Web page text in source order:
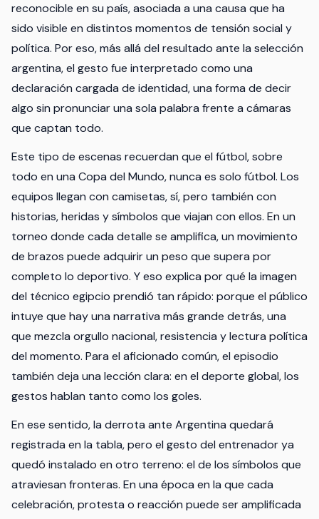
reconocible en su país, asociada a una causa que ha
sido visible en distintos momentos de tensión social y
política. Por eso, más allá del resultado ante la selección
argentina, el gesto fue interpretado como una
declaración cargada de identidad, una forma de decir
algo sin pronunciar una sola palabra frente a cámaras
que captan todo.
Este tipo de escenas recuerdan que el fútbol, sobre
todo en una Copa del Mundo, nunca es solo fútbol. Los
equipos llegan con camisetas, sí, pero también con
historias, heridas y símbolos que viajan con ellos. En un
torneo donde cada detalle se amplifica, un movimiento
de brazos puede adquirir un peso que supera por
completo lo deportivo. Y eso explica por qué la imagen
del técnico egipcio prendió tan rápido: porque el público
intuye que hay una narrativa más grande detrás, una
que mezcla orgullo nacional, resistencia y lectura política
del momento. Para el aficionado común, el episodio
también deja una lección clara: en el deporte global, los
gestos hablan tanto como los goles.
En ese sentido, la derrota ante Argentina quedará
registrada en la tabla, pero el gesto del entrenador ya
quedó instalado en otro terreno: el de los símbolos que
atraviesan fronteras. En una época en la que cada
celebración, protesta o reacción puede ser amplificada